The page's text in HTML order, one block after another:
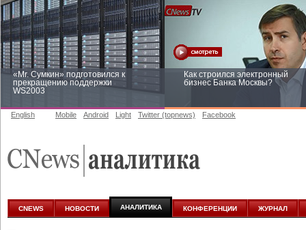
«Mr. Сумкин» подготовился к
прекращению поддержки
WS2003
Как строился электронный
бизнес Банка Москвы?
аналитике
English Mobile Android Light Twitter (topnews) Facebook
CNEWS НОВОСТИ АНАЛИТИКА КОНФЕРЕНЦИИ ЖУРНАЛ